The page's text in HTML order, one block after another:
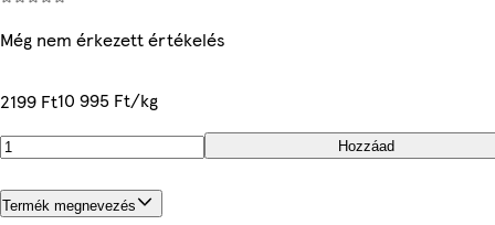
Még nem érkezett értékelés
2199 Ft10 995 Ft/kg
Hozzáad
Termék megnevezés